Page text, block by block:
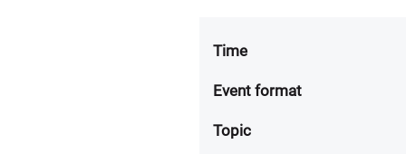
Time
Event format
Topic